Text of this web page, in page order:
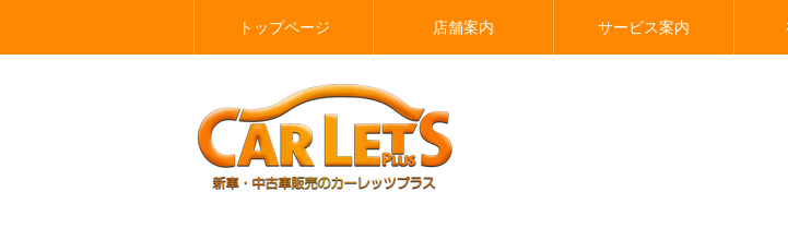
トップページ 店舗案内 サービス案内